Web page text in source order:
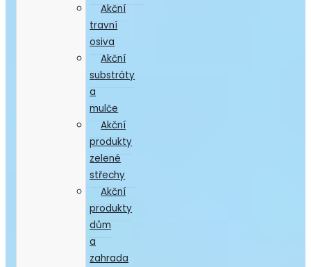
Akční
travní
osiva
Akční
substráty
a
mulče
Akční
produkty
zelené
střechy
Akční
produkty
dům
a
zahrada